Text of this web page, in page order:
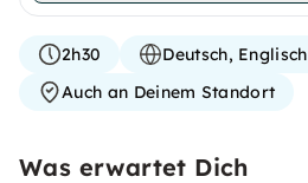
2h30
Deutsch, Englisch
Auch an Deinem Standort
Was erwartet Dich